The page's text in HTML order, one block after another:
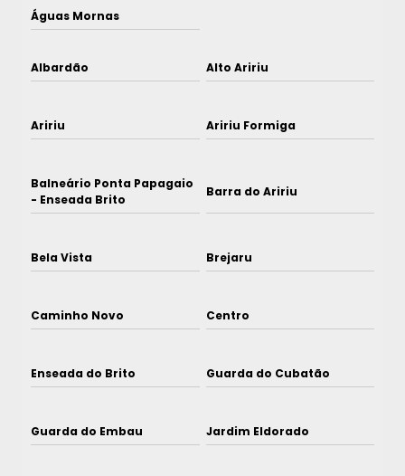
Águas Mornas
Albardão Alto Aririu
Aririu Aririu Formiga
Balneário Ponta Papagaio
- Enseada Brito
Barra do Aririu
Bela Vista Brejaru
Caminho Novo Centro
Enseada do Brito Guarda do Cubatão
Guarda do Embau Jardim Eldorado